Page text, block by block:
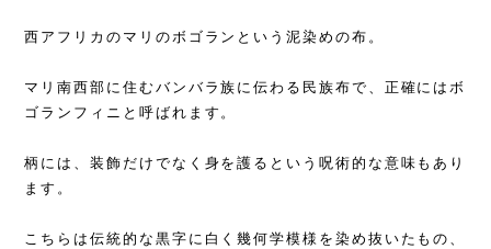
西アフリカのマリのボゴランという泥染めの布。
マリ南西部に住むバンバラ族に伝わる民族布で、正確にはボ
ゴランフィニと呼ばれます。
柄には、装飾だけでなく身を護るという呪術的な意味もあり
ます。
こちらは伝統的な黒字に白く幾何学模様を染め抜いたもの、